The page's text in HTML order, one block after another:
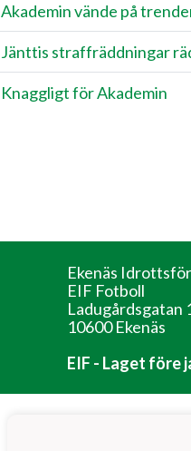
Akademin vände på
Jänttis straffräddningar
Knaggligt för Akademin
Ekenäs
EIF Fotboll
Ladugårdsgatan
10600 Ekenäs
EIF - Laget före